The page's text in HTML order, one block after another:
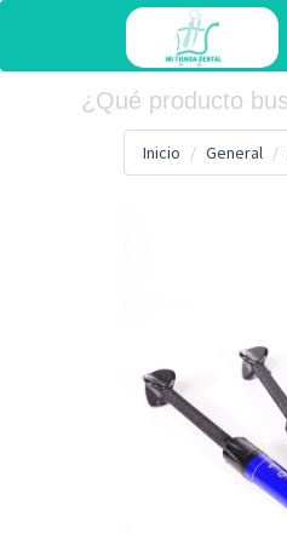
Inicio General